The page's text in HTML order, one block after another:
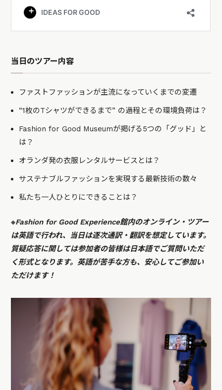
当日のツアー内容
ファストファッションが主流になっていくまでの変遷
“1枚のTシャツができるまで” の過程とその環境負荷は？
Fashion for Good Museumが掲げる5つの「グッド」と
は？
オランダ発の衣服レンタルサービスとは？
サステナブルファッションを実現する最新技術の数々
私たち一人ひとりにできることは？
※Fashion for Good Experience館内のオンライン・ツアー
は英語で行われ、当日は逐次通訳・翻訳を想定しています。
質疑応答に関しては参加者の皆様は日本語でご質問いただ
く形式となります。英語が苦手な方も、安心してご参加い
ただけます！